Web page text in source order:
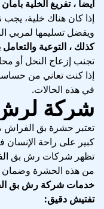
أيضاً ، تفريغ الخلية بأمان
إذا كان هناك خلية، يجب
ويفضل تسليمها لمربي
كذلك ، التوعية والتعامل
تجنب إزعاج النحل أو
إذا كنت تعاني من
في هذه الحالات.
شركة
تعتبر حشرة بق الفراش
كبير على راحة
تظهر شركات رش بق
من هذه الحشرة وضمان
خدمات شركة رش بق
تفتيش دقيق: